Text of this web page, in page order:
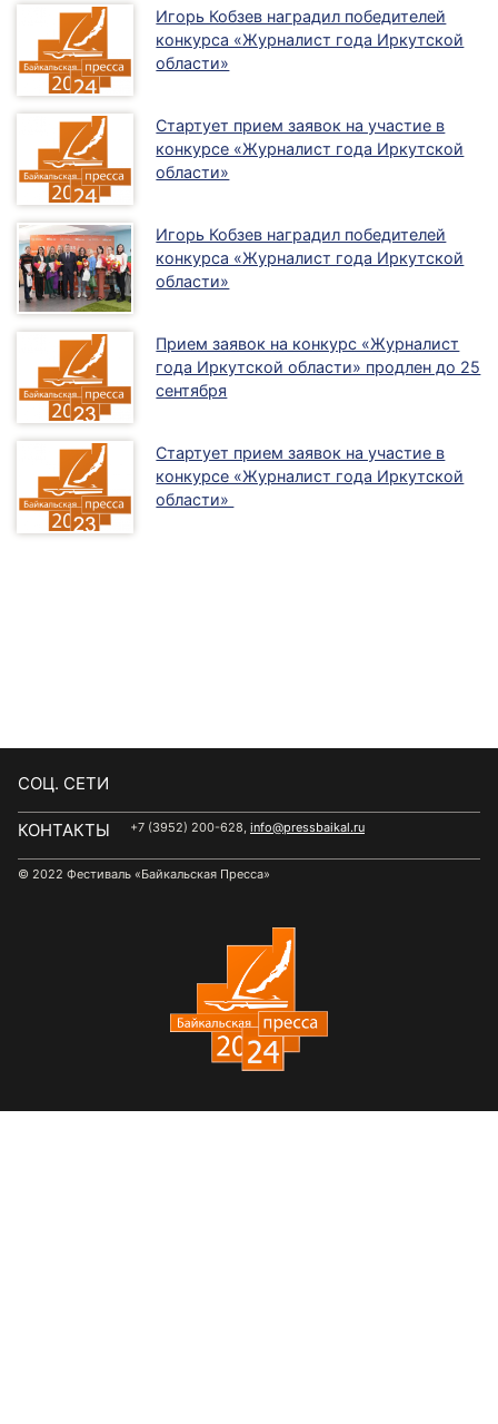
Игорь Кобзев наградил победителей
конкурса «Журналист года Иркутской
области»
Стартует прием заявок на участие в
конкурсе «Журналист года Иркутской
области»
Игорь Кобзев наградил победителей
конкурса «Журналист года Иркутской
области»
Прием заявок на конкурс «Журналист
года Иркутской области» продлен до 25
сентября
Стартует прием заявок на участие в
конкурсе «Журналист года Иркутской
области»
CОЦ. СЕТИ
КОНТАКТЫ +7 (3952) 200-628, info@pressbaikal.ru
© 2022 Фестиваль «Байкальская Пресса»